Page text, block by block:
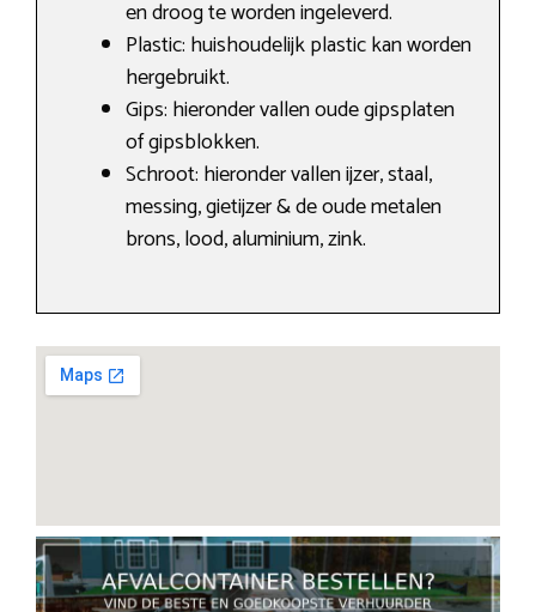
en droog te worden ingeleverd.
Plastic: huishoudelijk plastic kan worden
hergebruikt.
Gips: hieronder vallen oude gipsplaten
of gipsblokken.
Schroot: hieronder vallen ijzer, staal,
messing, gietijzer & de oude metalen
brons, lood, aluminium, zink.